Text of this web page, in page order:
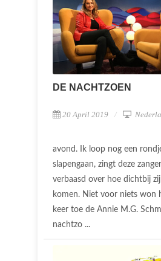
DE NACHTZOEN
20 April 2019
avond. Ik loop nog een
slapengaan, zingt deze
verbaasd over hoe dichtbij
komen. Niet voor niets won
keer toe de Annie M.G.
nachtzo ...